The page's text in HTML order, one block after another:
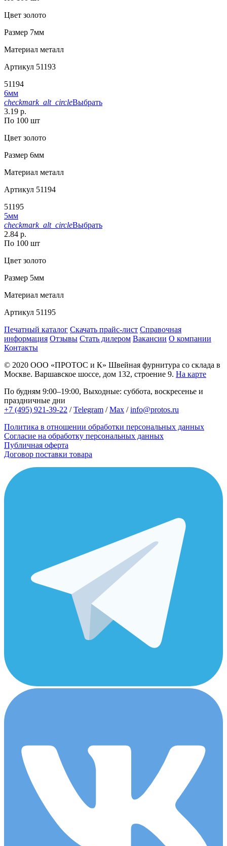
Цвет золото
Размер 7мм
Материал металл
Артикул 51193
51194
6мм
checkmark_alt_circleВыбрать
3.19 р.
По 100 шт
Цвет золото
Размер 6мм
Материал металл
Артикул 51194
51195
5мм
checkmark_alt_circleВыбрать
2.84 р.
По 100 шт
Цвет золото
Размер 5мм
Материал металл
Артикул 51195
Печатный каталог Скачать прайс-лист Справочная
информация Отзывы Стать дилером Вакансии О компании
Контакты
© 2020 ООО «ПРОТОС и К» Швейная фурнитура со склада в
Москве. Варшавское шоссе, дом 132, строение 9. На карте
По будням 9:00–19:00, Выходные: суббота, воскресенье и
праздничные дни
+7 (495) 921-39-22 /Telegram /Max /info@protos.ru
Политика в отношении обработки персональных данных
Согласие на обработку персональных данных
Публичная оферта
Договор поставки товара